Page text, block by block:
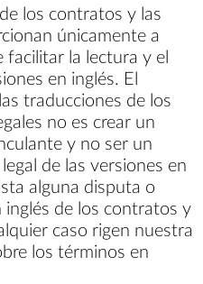
los contratos y las
únicamente a
facilitar la lectura y el
en inglés. El
traducciones de los
no es crear un
y no ser un
de las versiones en
alguna disputa o
de los contratos y
caso rigen nuestra
los términos en